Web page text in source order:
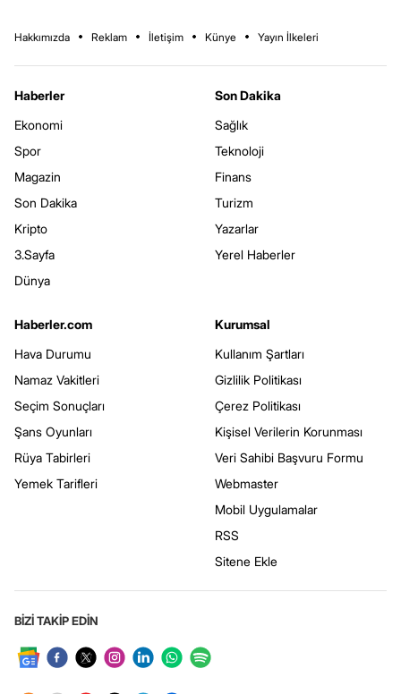
Hakkımızda Reklam İletişim Künye Yayın İlkeleri
Haberler
Ekonomi
Spor
Magazin
Son Dakika
Kripto
3.Sayfa
Dünya
Son Dakika
Sağlık
Teknoloji
Finans
Turizm
Yazarlar
Yerel Haberler
Haberler.com
Hava Durumu
Namaz Vakitleri
Seçim Sonuçları
Şans Oyunları
Rüya Tabirleri
Yemek Tarifleri
Kurumsal
Kullanım Şartları
Gizlilik Politikası
Çerez Politikası
Kişisel Verilerin Korunması
Veri Sahibi Başvuru Formu
Webmaster
Mobil Uygulamalar
RSS
Sitene Ekle
BİZİ TAKİP EDİN